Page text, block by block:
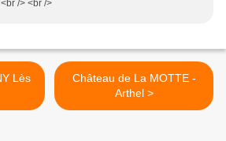
/> <br />
Château de La MOTTE -
Arthel >